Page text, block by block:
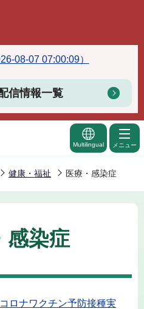
08-07 07:00:09）
信情報一覧
Multilingual メニュー
健康・福祉 医療・感染症
感染症
ロナワクチン予防接種実